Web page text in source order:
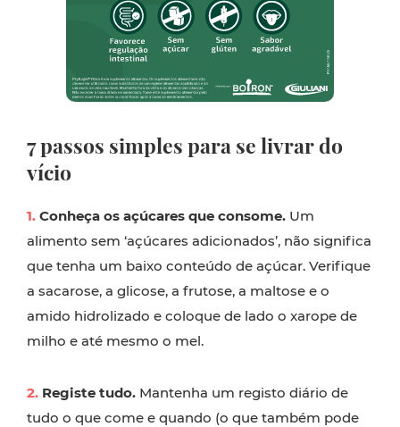
7 passos simples para se livrar do
vício
1. Conheça os açúcares que consome. Um
alimento sem ‘açúcares adicionados’, não significa
que tenha um baixo conteúdo de açúcar. Verifique
a sacarose, a glicose, a frutose, a maltose e o
amido hidrolizado e coloque de lado o xarope de
milho e até mesmo o mel.
2. Registe tudo. Mantenha um registo diário de
tudo o que come e quando (o que também pode